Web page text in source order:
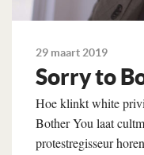
29 maart 2019
Sorry to
Hoe klinkt white
Bother You laat
protestregisseur